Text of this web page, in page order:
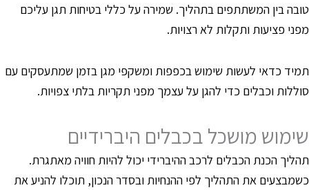
בין המשתתפים בתהליך. שמירה על כללי בטיחות תגן עליכם
פציעות ותקלות לא רצויות.
כדאי לעשות שימוש בכפפות ומשקפי מגן בזמן שמתעסקים עם
וכבלים כדי להגן על עצמך מפני תקריות בלתי צפויות.
מושכל בכבלים היברידיים
הכנת הכבלים לרכב ההיברידי יכול להיות חוויה מאתגרת.
את התהליך לפי ההנחיות ובסדר הנכון, תוכלו להניע את